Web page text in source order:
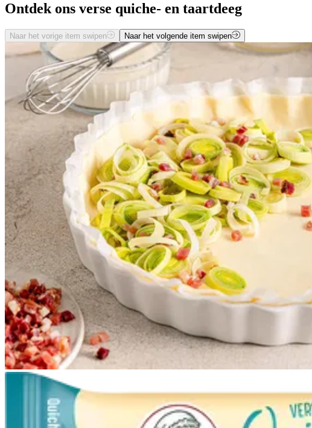
Ontdek ons verse quiche- en taartdeeg
Naar het vorige item swipen Naar het volgende item swipen